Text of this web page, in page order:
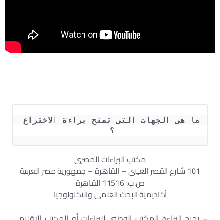
؟
مكتب البراءات المصري
101 شارع القصر العينى – القاهرة – جمهورية مصر العربية
ص.ب. 11516 القاهرة
أكاديمية البحث العلمى والتكنولوجيا